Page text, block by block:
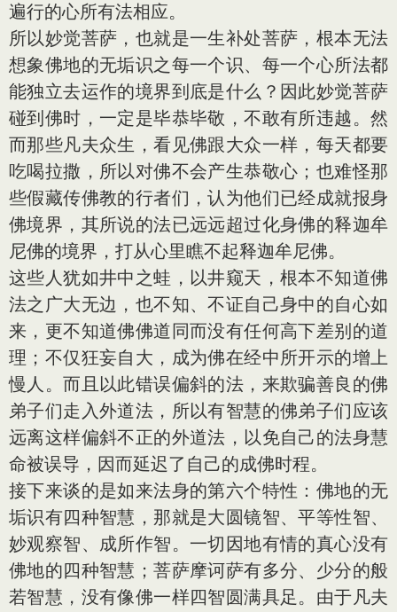
遍行的心所有法相应。
所以妙觉菩萨，也就是一生补处菩萨，根本无法
想象佛地的无垢识之每一个识、每一个心所法都
能独立去运作的境界到底是什么？因此妙觉菩萨
碰到佛时，一定是毕恭毕敬，不敢有所违越。然
而那些凡夫众生，看见佛跟大众一样，每天都要
吃喝拉撒，所以对佛不会产生恭敬心；也难怪那
些假藏传佛教的行者们，认为他们已经成就报身
佛境界，其所说的法已远远超过化身佛的释迦牟
尼佛的境界，打从心里瞧不起释迦牟尼佛。
这些人犹如井中之蛙，以井窥天，根本不知道佛
法之广大无边，也不知、不证自己身中的自心如
来，更不知道佛佛道同而没有任何高下差别的道
理；不仅狂妄自大，成为佛在经中所开示的增上
慢人。而且以此错误偏斜的法，来欺骗善良的佛
弟子们走入外道法，所以有智慧的佛弟子们应该
远离这样偏斜不正的外道法，以免自己的法身慧
命被误导，因而延迟了自己的成佛时程。
接下来谈的是如来法身的第六个特性：佛地的无
垢识有四种智慧，那就是大圆镜智、平等性智、
妙观察智、成所作智。一切因地有情的真心没有
佛地的四种智慧；菩萨摩诃萨有多分、少分的般
若智慧，没有像佛一样四智圆满具足。由于凡夫